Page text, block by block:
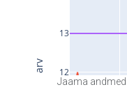
Jaama